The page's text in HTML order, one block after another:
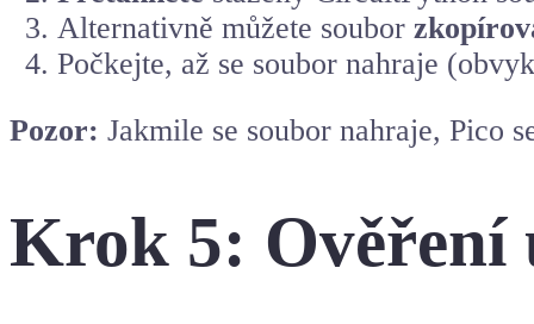
Alternativně můžete soubor
Počkejte, až se soubor nahraje
Pozor: Jakmile se soubor nahraje, Pico
Krok 5: Ověření